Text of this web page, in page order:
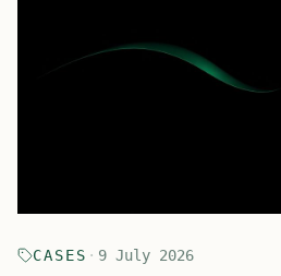
CASES · 9 July 2026